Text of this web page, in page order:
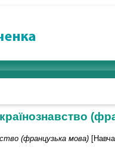
(французька мова)